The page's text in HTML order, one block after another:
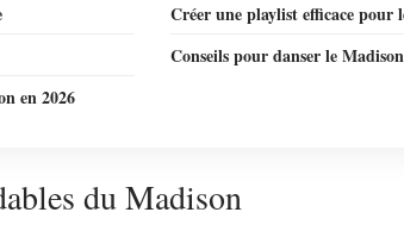
Créer une playlist efficace pour
Conseils pour danser le Madison
en 2026
du Madison